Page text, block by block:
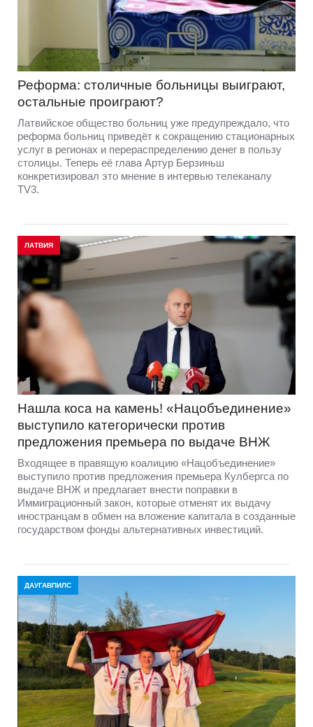
Реформа: столичные больницы выиграют,
остальные проиграют?
Латвийское общество больниц уже предупреждало, что
реформа больниц приведёт к сокращению стационарных
услуг в регионах и перераспределению денег в пользу
столицы. Теперь её глава Артур Берзиньш
конкретизировал это мнение в интервью телеканалу
TV3.
ЛАТВИЯ
Нашла коса на камень! «Нацобъединение»
выступило категорически против
предложения премьера по выдаче ВНЖ
Входящее в правящую коалицию «Нацобъединение»
выступило против предложения премьера Кулбергса по
выдаче ВНЖ и предлагает внести поправки в
Иммиграционный закон, которые отменят их выдачу
иностранцам в обмен на вложение капитала в созданные
государством фонды альтернативных инвестиций.
ДАУГАВПИЛС